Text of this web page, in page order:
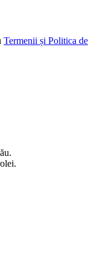
Termenii și Politica de